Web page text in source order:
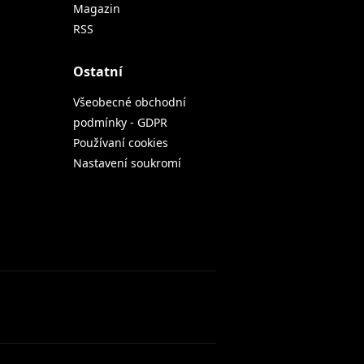
Magazin
RSS
Ostatní
Všeobecné obchodní
podmínky - GDPR
Používaní cookies
Nastavení soukromí